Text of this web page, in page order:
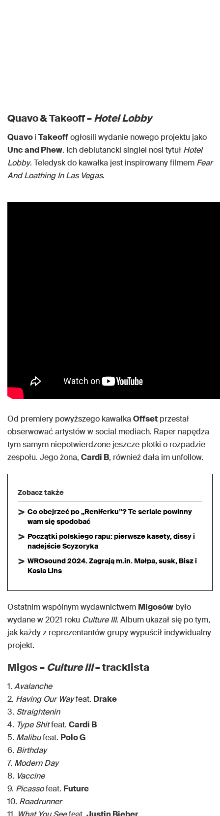
Quavo & Takeoff –Hotel Lobby
Quavoi Takeoffogłosili wydanie nowego projektu jako
Unc and Phew. Ich debiutancki singiel nosi tytuł Hotel
Lobby. Teledysk do kawałka jest inspirowany filmem Fear
And Loathing In Las Vegas.
Od premiery powyższego kawałkaOffset przestał
obserwować artystów w social mediach. Raper napędza
tym samym niepotwierdzone jeszcze plotki o rozpadzie
zespołu. Jego żona, Cardi B, również dała im unfollow.
Zobacz także
Co obejrzeć po „Reniferku”? Te seriale powinny
wam się spodobać
Początki polskiego rapu: pierwsze kasety, dissy i
nadejście Scyzoryka
WROsound 2024. Zagrają m.in. Małpa, susk, Bisz i
Kasia Lins
Ostatnim wspólnym wydawnictwem Migosów było
wydane w 2021 roku Culture III. Album ukazał się po tym,
jak każdy z reprezentantów grupy wypuścił indywidualny
projekt.
Migos – Culture III– tracklista
1. Avalanche
2. Having Our Wayfeat. Drake
3. Straightenin
4. Type Shitfeat. Cardi B
5. Malibufeat. Polo G
6. Birthday
7. Modern Day
8. Vaccine
9. Picassofeat. Future
10. Roadrunner